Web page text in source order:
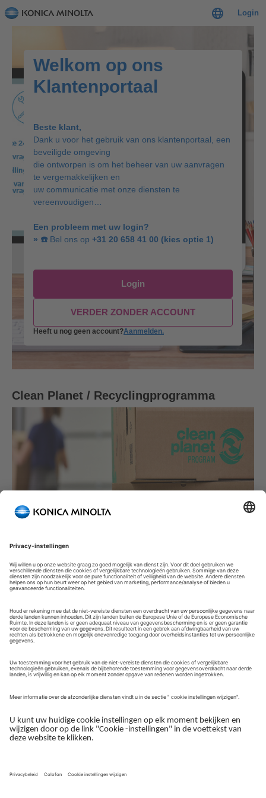
Login
Welkom op ons
Klantenportaal
Beste klant,
Dank u voor het gebruik van ons klantenportaal, een
beveiligde omgeving
die ontworpen is om het beheer van uw aanvragen
te vergemakkelijken en
uw communicatie met onze diensten te
vereenvoudigen…
Een probleem met uw login?
» ☎️ Bel ons op +31 20 658 41 00 (kies optie 1)
Login
VERDER ZONDER ACCOUNT
Heeft u nog geen account?Aanmelden.
Clean Planet / Recyclingprogramma
Handleidingen: video's